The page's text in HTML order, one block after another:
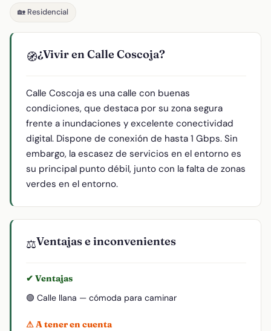
🏡 Residencial
🧭¿Vivir en Calle Coscoja?
Calle Coscoja es una calle con buenas
condiciones, que destaca por su zona segura
frente a inundaciones y excelente conectividad
digital. Dispone de conexión de hasta 1 Gbps. Sin
embargo, la escasez de servicios en el entorno es
su principal punto débil, junto con la falta de zonas
verdes en el entorno.
⚖️Ventajas e inconvenientes
✔ Ventajas
🟢 Calle llana — cómoda para caminar
⚠ A tener en cuenta